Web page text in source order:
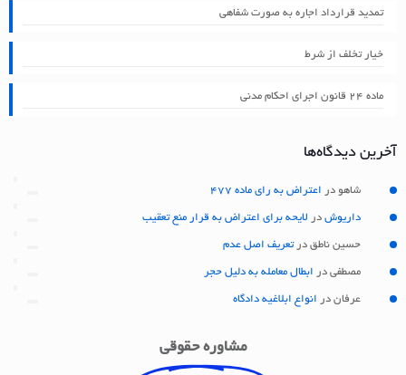
تمدید قرارداد اجاره به صورت شفاهی
خیار تخلف از شرط
ماده ۲۴ قانون اجرای احکام مدنی
آخرین دیدگاه‌ها
شاهو در اعتراض به رای ماده 477
داریوش در لایحه برای اعتراض به قرار منع تعقیب
حسین ناطق درتعریف اصل عدم
مصطفی در ابطال معامله به دلیل حجر
عرفان در انواع ابلاغیه دادگاه
مشاوره حقوقی